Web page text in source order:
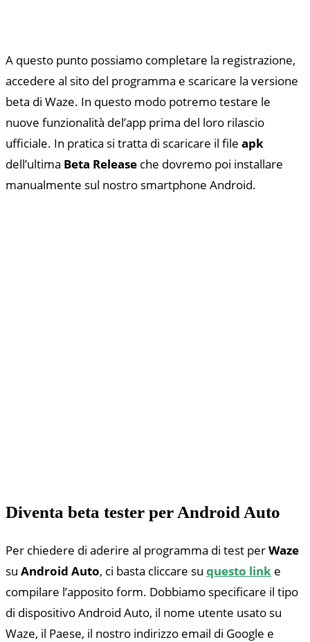
A questo punto possiamo completare la registrazione,
accedere al sito del programma e scaricare la versione
beta di Waze. In questo modo potremo testare le
nuove funzionalità del’app prima del loro rilascio
ufficiale. In pratica si tratta di scaricare il file apk
dell’ultima Beta Release che dovremo poi installare
manualmente sul nostro smartphone Android.
Diventa beta tester per Android Auto
Per chiedere di aderire al programma di test perWaze
su Android Auto, ci basta cliccare su questo link e
compilare l’apposito form. Dobbiamo specificare il tipo
di dispositivo Android Auto, il nome utente usato su
Waze, il Paese, il nostro indirizzo email di Google e